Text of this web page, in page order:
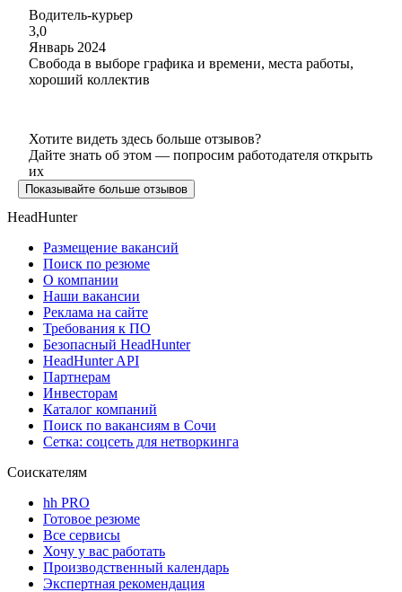
Водитель-курьер
3,0
Январь 2024
Свобода в выборе графика и времени, места работы,
хороший коллектив
Хотите видеть здесь больше отзывов?
Дайте знать об этом — попросим работодателя открыть
их
Показывайте больше отзывов
HeadHunter
Размещение вакансий
Поиск по резюме
О компании
Наши вакансии
Реклама на сайте
Требования к ПО
Безопасный HeadHunter
HeadHunter API
Партнерам
Инвесторам
Каталог компаний
Поиск по вакансиям в Сочи
Сетка: соцсеть для нетворкинга
Соискателям
hh PRO
Готовое резюме
Все сервисы
Хочу у вас работать
Производственный календарь
Экспертная рекомендация